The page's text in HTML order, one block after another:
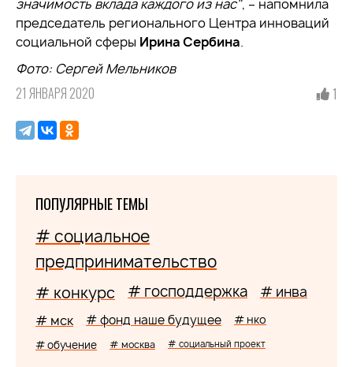
значимость вклада каждого из нас", – напомнила
председатель регионального Центра инноваций
социальной сферы Ирина Сербина.
Фото: Сергей Мельников
21 ЯНВАРЯ 2020 1
ПОПУЛЯРНЫЕ ТЕМЫ
# социальное
предпринимательство
# конкурс # господдержка # инва
# мск # фонд наше будущее # нко
# обучение # москва # социальный проект